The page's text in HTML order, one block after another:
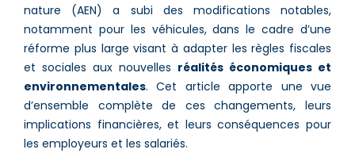
nature (AEN) a subi des modifications notables,
notamment pour les véhicules, dans le cadre d’une
réforme plus large visant à adapter les règles fiscales
et sociales aux nouvelles réalités économiques et
environnementales. Cet article apporte une vue
d’ensemble complète de ces changements, leurs
implications financières, et leurs conséquences pour
les employeurs et les salariés.